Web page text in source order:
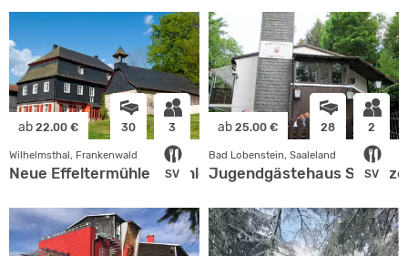
ab 22.00 € 30 3
SV
Wilhelmsthal, Frankenwald
Neue Effeltermühle - Mühlenhaus
ab 25.00 € 28 2
SV
Bad Lobenstein, Saaleland
Jugendgästehaus